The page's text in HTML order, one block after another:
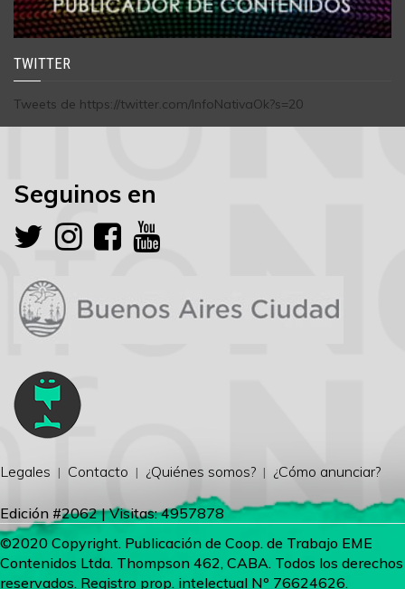
TWITTER
Tweets de https://twitter.com/InfoNativaOk?s=20
Seguinos en
Legales Contacto ¿Quiénes somos? ¿Cómo anunciar?
Edición #2062 | Visitas: 4957878
©2020 Copyright. Publicación de Coop. de Trabajo EME
Contenidos Ltda. Thompson 462, CABA. Todos los derechos
reservados. Registro prop. intelectual Nº 76624626.